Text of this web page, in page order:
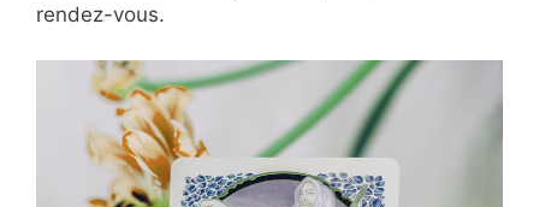
rendez-vous.